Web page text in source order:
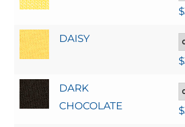
$
DAISY
$
DARK
CHOCOLATE
$